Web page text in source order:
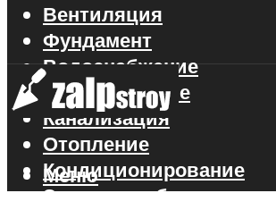
Вентиляция
Фундамент
Водоснабжение
Газоснабжение
Канализация
Отопление
Кондиционирование
Электроснабжение
Меню